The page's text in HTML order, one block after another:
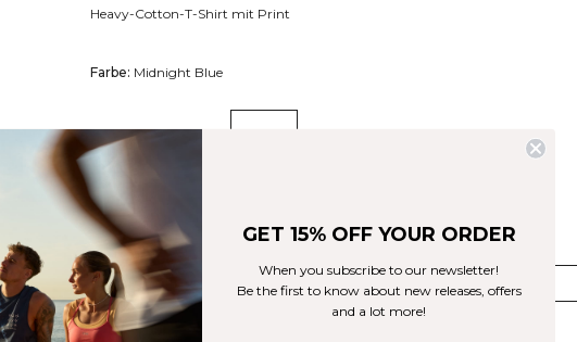
Heavy-Cotton-T-Shirt mit Print
Farbe: Midnight Blue
Größe
S M
Few in stock
GET 15% OFF YOUR ORDER
When you subscribe to our newsletter!
Be the first to know about new releases, offers
and a lot more!